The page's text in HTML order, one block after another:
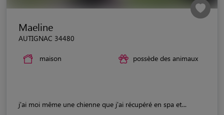
Maeline
AUTIGNAC 34480
maison possède des animaux
j'ai moi même une chienne que j'ai récupéré en spa et...